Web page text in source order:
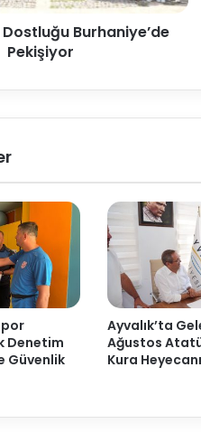
Burhaniye’de
Pekişiyor
Denetim
Güvenlik
Ayvalık’ta
Ağustos
Kura